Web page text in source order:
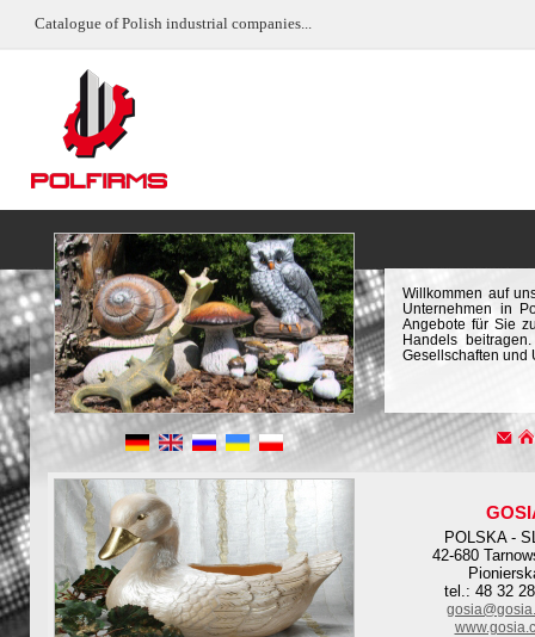
Catalogue of Polish industrial companies...
Willkommen auf
Unternehmen in
Angebote für Sie
Handels
Gesellschaften und
POLSKA -
42-680
tel.: 48 32